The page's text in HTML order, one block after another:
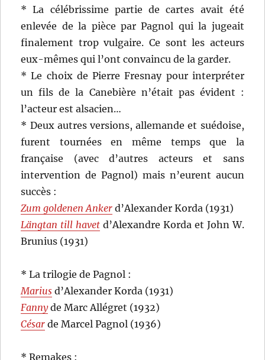
* La célébrissime partie de cartes avait été
enlevée de la pièce par Pagnol qui la jugeait
finalement trop vulgaire. Ce sont les acteurs
eux-mêmes qui l’ont convaincu de la garder.
* Le choix de Pierre Fresnay pour interpréter
un fils de la Canebière n’était pas évident :
l’acteur est alsacien…
* Deux autres versions, allemande et suédoise,
furent tournées en même temps que la
française (avec d’autres acteurs et sans
intervention de Pagnol) mais n’eurent aucun
succès :
Zum goldenen Anker d’Alexander Korda (1931)
Längtan till havet d’Alexandre Korda et John W.
Brunius (1931)
* La trilogie de Pagnol :
Marius d’Alexander Korda (1931)
Fannyde Marc Allégret (1932)
César de Marcel Pagnol (1936)
* Remakes :